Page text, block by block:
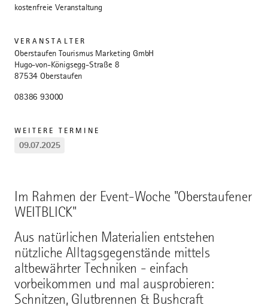
Im Rahmen der Event-Woche "Oberstaufener
WEITBLICK"
Aus natürlichen Materialien entstehen
nützliche Alltagsgegenstände mittels
altbewährter Techniken - einfach
vorbeikommen und mal ausprobieren:
Schnitzen, Glutbrennen & Bushcraft
kostenfreie Veranstaltung
VERANSTALTER
Oberstaufen Tourismus Marketing GmbH
Hugo-von-Königsegg-Straße 8
87534 Oberstaufen
08386 93000
WEITERE TERMINE
09.07.2025